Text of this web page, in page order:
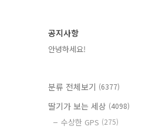
공지사항
안녕하세요!
분류 전체보기 (6377)
딸기가 보는 세상 (4098)
수상한 GPS (275)